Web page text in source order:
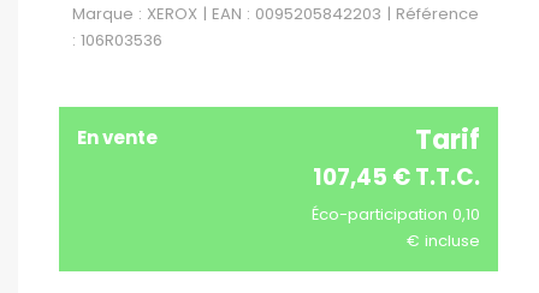
Marque : XEROX | EAN : 0095205842203 | Référence
: 106R03536
En vente Tarif
107,45 € T.T.C.
Éco-participation 0,10
€ incluse